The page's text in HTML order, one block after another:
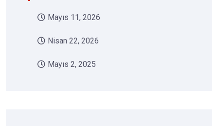
Mayıs 11, 2026
Nisan 22, 2026
Mayıs 2, 2025